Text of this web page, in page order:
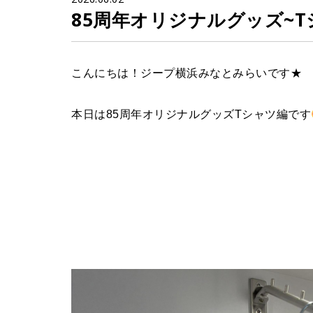
85周年オリジナルグッズ~T
こんにちは！ジープ横浜みなとみらいです★
本日は85周年オリジナルグッズTシャツ編です